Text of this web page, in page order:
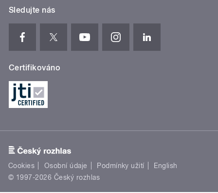
Sledujte nás
Certifikováno
Cookies Osobní údaje Podmínky užití
English
© 1997-2026 Český rozhlas